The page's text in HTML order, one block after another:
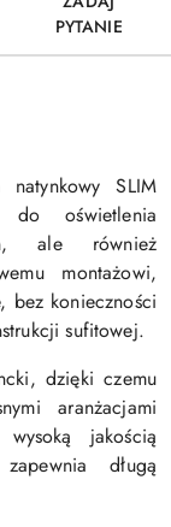
PYTANIE
SLIM
do oświetlenia
ale również
montażowi,
bez konieczności
sufitowej.
dzięki czemu
aranżacjami
jakością
długą